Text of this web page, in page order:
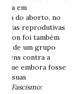
em
do aborto, no
reprodutivas
foi também
de um grupo
contra a
que embora fosse
suas
o Fascismo: